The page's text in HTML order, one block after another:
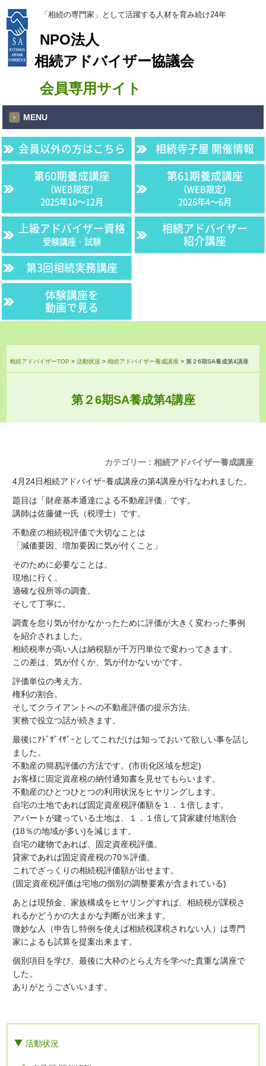
「相続の専門家」として活躍する人材を育み続け24年
NPO法人
相続アドバイザー協議会
会員専用サイト
MENU
会員以外の方はこちら
相続寺子屋 開催情報
第60期養成講座
（WEB限定）
2025年10〜12月
第61期養成講座
（WEB限定）
2026年4〜6月
上級アドバイザー資格
受験講座・試験
第3回相続実務講座
相続アドバイザー
紹介講座
体験講座を
動画で見る
相続アドバイザーTOP >活動状況 >相続アドバイザー養成講座 >第２6期SA養成第4講座
第２6期SA養成第4講座
カテゴリー : 相続アドバイザー養成講座
4月24日相続アドバイザｰ養成講座の第4講座が行なわれました。
題目は「財産基本通達による不動産評価」です。
講師は佐藤健一氏（税理士）です。
不動産の相続税評価で大切なことは
「減価要因、増加要因に気が付くこと」
そのために必要なことは。
現地に行く。
適確な役所等の調査。
そして丁寧に。
調査を怠り気が付かなかったために評価が大きく変わった事例
を紹介されました。
相続税率が高い人は納税額が千万円単位で変わってきます。
この差は、気が付くか、気が付かないかです。
評価単位の考え方。
権利の割合。
そしてクライアントへの不動産評価の提示方法。
実務で役立つ話が続きます。
最後にｱﾄﾞｻﾞｲｻﾞｰとしてこれだけは知っておいて欲しい事を話し
ました。
不動産の簡易評価の方法です。(市街化区域を想定)
お客様に固定資産税の納付通知書を見せてもらいます。
不動産のひとつひとつの利用状況をヒヤリングします。
自宅の土地であれば固定資産税評価額を１．１倍します。
アパートが建っている土地は、１．１倍して貸家建付地割合
(18％の地域が多い)を減じます。
自宅の建物であれば、固定資産税評価。
貸家であれば固定資産税の70％評価。
これでざっくりの相続税評価額が出せます。
(固定資産税評価は宅地の個別の調整要素が含まれている)
あとは現預金、家族構成をヒヤリングすれば、相続税が課税さ
れるかどうかの大まかな判断が出来ます。
微妙な人（申告し特例を使えば相続税課税されない人）は専門
家によるも試算を提案出来ます。
個別項目を学び、最後に大枠のとらえ方を学べた貴重な講座で
した。
ありがとうございいます。
活動状況